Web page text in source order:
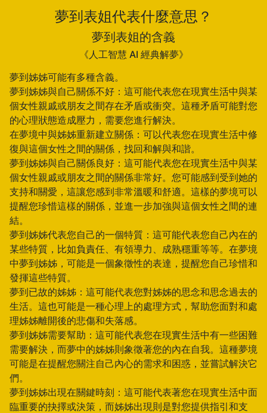
夢到表姐代表什麼意思？
夢到表姐的含義
《人工智慧 AI 經典解夢》
夢到姊姊可能有多種含義。
夢到姊姊與自己關係不好：這可能代表您在現實生活中與某
個女性親戚或朋友之間存在矛盾或衝突。這種矛盾可能對您
的心理狀態造成壓力，需要您進行解決。
在夢境中與姊姊重新建立關係：可以代表您在現實生活中修
復與這個女性之間的關係，找回和解與和諧。
夢到姊姊與自己關係良好：這可能代表您在現實生活中與某
個女性親戚或朋友之間的關係非常好。您可能感到受到她的
支持和關愛，這讓您感到非常溫暖和舒適。這樣的夢境可以
提醒您珍惜這樣的關係，並進一步加強與這個女性之間的連
結。
夢到姊姊代表您自己的一個特質：這可能代表您自己內在的
某些特質，比如負責任、有領導力、成熟穩重等等。在夢境
中夢到姊姊，可能是一個象徵性的表達，提醒您自己珍惜和
發揮這些特質。
夢到已故的姊姊：這可能代表您對姊姊的思念和思念過去的
生活。這也可能是一種心理上的處理方式，幫助您面對和處
理姊姊離開後的悲傷和失落感。
夢到姊姊需要幫助：這可能代表您在現實生活中有一些困難
需要解決，而夢中的姊姊則象徵著您的內在自我。這種夢境
可能是在提醒您關注自己內心的需求和困惑，並嘗試解決它
們。
夢到姊姊出現在關鍵時刻：這可能代表著您在現實生活中面
臨重要的抉擇或決策，而姊姊出現則是對您提供指引和支